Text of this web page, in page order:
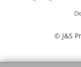
© J&S